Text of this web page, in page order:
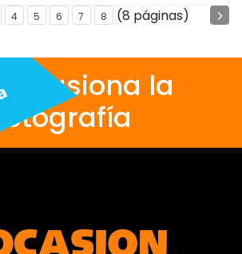
4 5 6 7 8 (8 páginas)
apasiona la
fotografía